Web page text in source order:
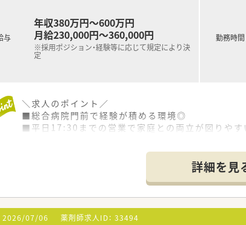
与
年収380万円～600万円
月給230,000円～360,000円
※採用ポジション・経験等に応じて規定により決
定
勤務時間
＼求人のポイント／
■総合病院門前で経験が積める環境◎
■平日17:30までの営業で家庭との両立が図りやす
■2024年オープンの新しい店舗
〇エリア勤務で腰を据えてご就業されたい方
〇大手調剤薬局で安定就業されたい方
詳細を見
2026/07/06 薬剤師求人ID： 33494